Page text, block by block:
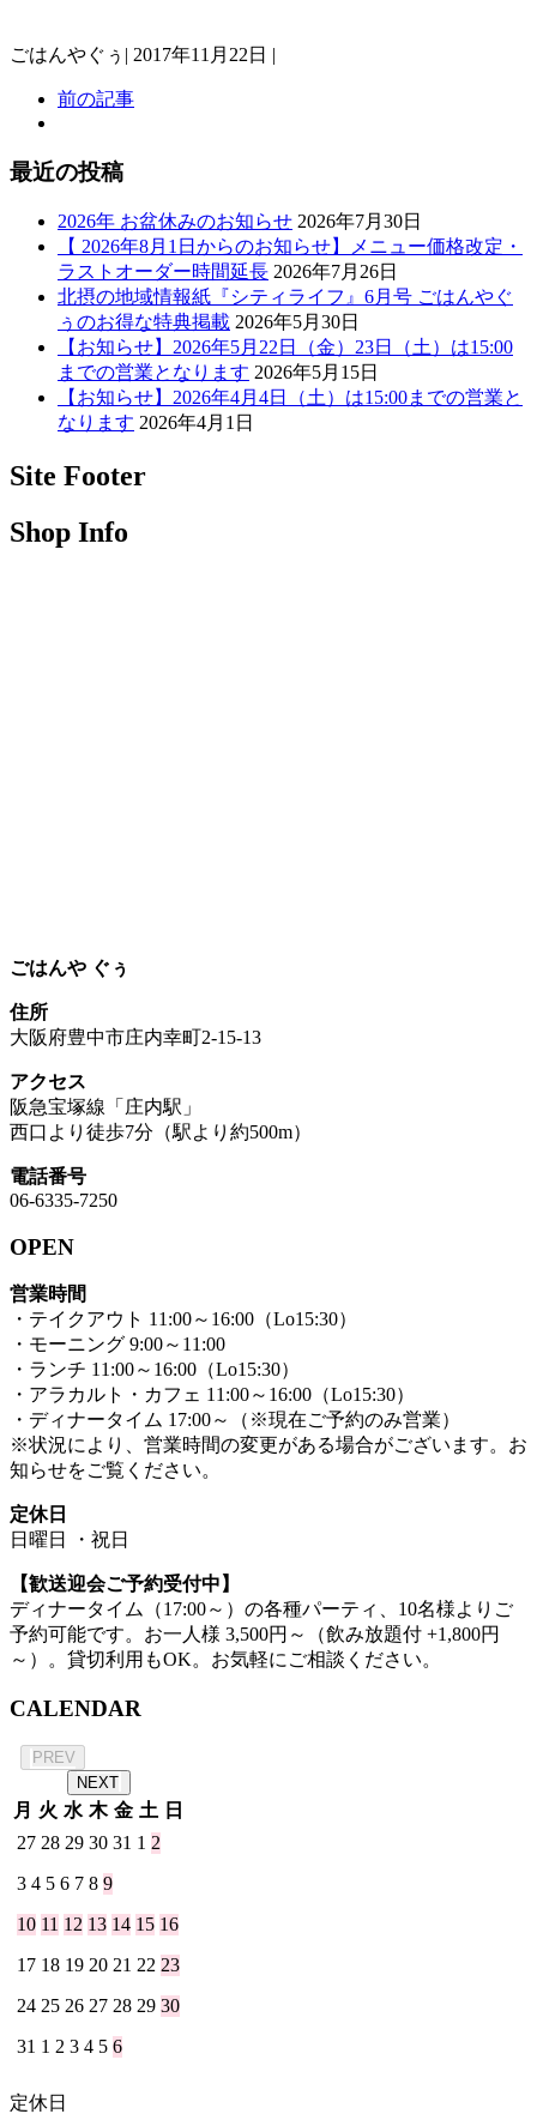
ごはんやぐぅ | 2017年11月22日 |
前の記事
最近の投稿
2026年 お盆休みのお知らせ 2026年7月30日
【 2026年8月1日からのお知らせ】メニュー価格改定・
ラストオーダー時間延長 2026年7月26日
北摂の地域情報紙『シティライフ』6月号 ごはんやぐ
ぅのお得な特典掲載 2026年5月30日
【お知らせ】2026年5月22日（金）23日（土）は15:00
までの営業となります 2026年5月15日
【お知らせ】2026年4月4日（土）は15:00までの営業と
なります 2026年4月1日
Site Footer
Shop Info
ごはんや ぐぅ
住所
大阪府豊中市庄内幸町2-15-13
アクセス
阪急宝塚線「庄内駅」
西口より徒歩7分（駅より約500m）
電話番号
06-6335-7250
OPEN
営業時間
・テイクアウト 11:00～16:00（Lo15:30）
・モーニング 9:00～11:00
・ランチ 11:00～16:00（Lo15:30）
・アラカルト・カフェ 11:00～16:00（Lo15:30）
・ディナータイム 17:00～（※現在ご予約のみ営業）
※状況により、営業時間の変更がある場合がございます。お
知らせをご覧ください。
定休日
日曜日 ・祝日
【歓送迎会ご予約受付中】
ディナータイム（17:00～）の各種パーティ、10名様よりご
予約可能です。お一人様 3,500円～（飲み放題付 +1,800円
～）。貸切利用もOK。お気軽にご相談ください。
CALENDAR
PREV
NEXT
月 火 水 木 金 土 日
27 28 29 30 31 1 2
3 4 5 6 7 8 9
10 11 12 13 14 15 16
17 18 19 20 21 22 23
24 25 26 27 28 29 30
31 1 2 3 4 5 6
定休日